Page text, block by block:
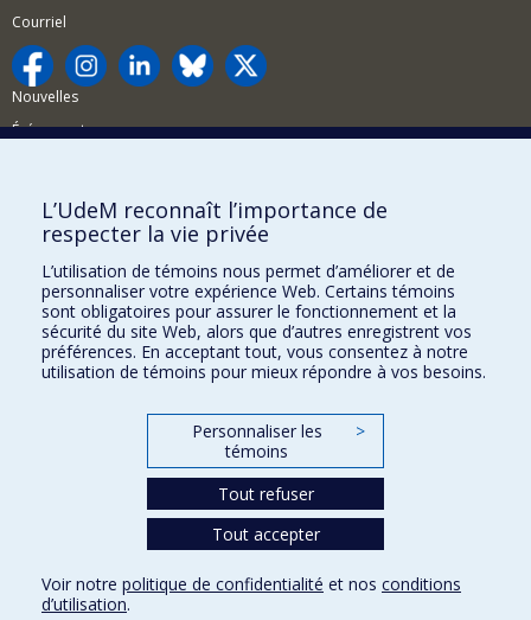
Courriel
Nouvelles
Événements
BESOIN D'AIDE?
Plan du site
Signaler une erreur
Accessibilité
FACULTÉ DES ARTS ET DES SCIENCES
Nos programmes et cours
Conditions d’utilisation
Paramètres des témoins
L’UdeM reconnaît l’importance de
respecter la vie privée
L’utilisation de témoins nous permet d’améliorer et de
personnaliser votre expérience Web. Certains témoins
sont obligatoires pour assurer le fonctionnement et la
sécurité du site Web, alors que d’autres enregistrent vos
préférences. En acceptant tout, vous consentez à notre
utilisation de témoins pour mieux répondre à vos besoins.
Personnaliser les
témoins
>
Tout refuser
Tout accepter
Voir notre politique de confidentialité et nos conditions
d’utilisation.